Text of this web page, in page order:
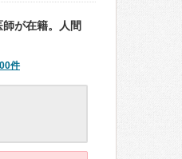
が在籍。人間
件